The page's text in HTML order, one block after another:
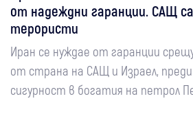
от надеждни гаранции. САЩ
терористи
Иран се нуждае от гаранции
от страна на САЩ и Израел,
сигурност в богатия на петрол